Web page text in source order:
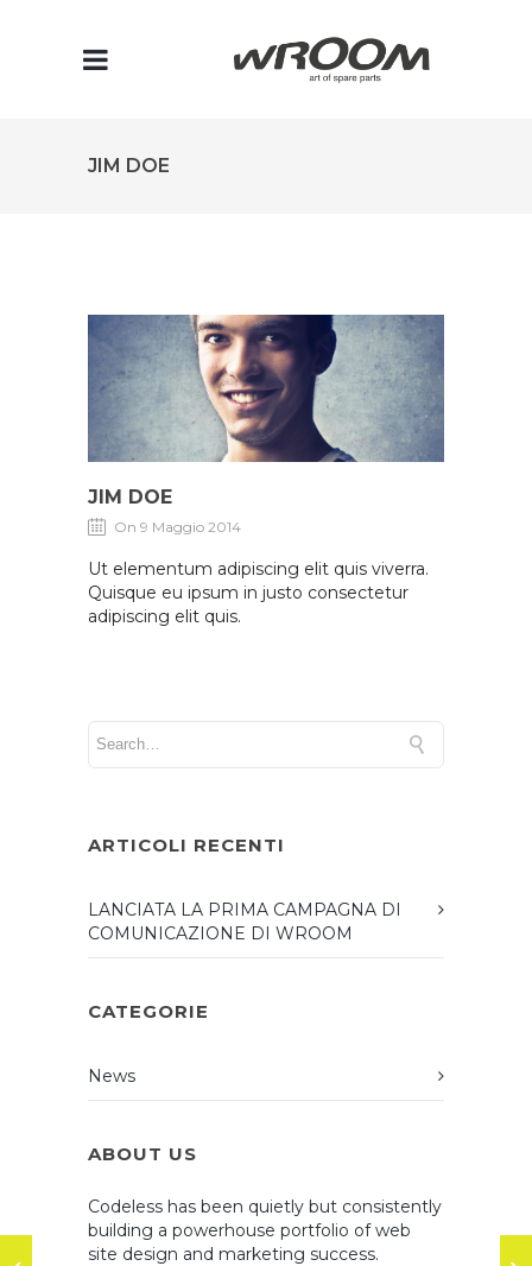
JIM DOE
JIM DOE
On 9 Maggio 2014
Ut elementum adipiscing elit quis viverra.
Quisque eu ipsum in justo consectetur
adipiscing elit quis.
ARTICOLI RECENTI
LANCIATA LA PRIMA CAMPAGNA DI
COMUNICAZIONE DI WROOM
CATEGORIE
News
ABOUT US
Codeless has been quietly but consistently
building a powerhouse portfolio of web
site design and marketing success.